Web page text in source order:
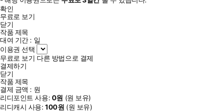
확인
무료로 보기
닫기
작품 제목
대여 기간 : 일
이용권 선택
무료로 보기 다른 방법으로 결제
결제하기
닫기
작품 제목
결제 금액 : 원
리디포인트 사용: 0원 (원 보유)
리디캐시 사용:100원 (원 보유)